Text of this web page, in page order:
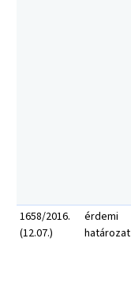
1658/2016.
(12.07.)
érdemi
határozat